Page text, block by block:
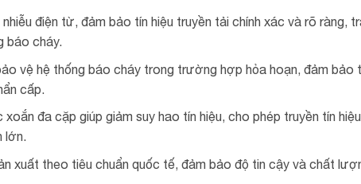
điện từ, đảm bảo tín hiệu truyền tải chính xác và rõ ràng,
báo cháy.
vệ hệ thống báo cháy trong trường hợp hỏa hoạn, đảm bảo
cấp.
đa cặp giúp giảm suy hao tín hiệu, cho phép truyền tín
lớn.
xuất theo tiêu chuẩn quốc tế, đảm bảo độ tin cậy và chất